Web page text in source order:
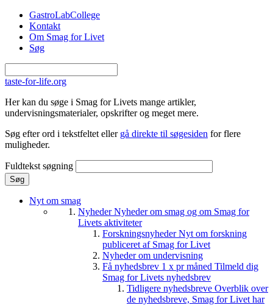
Gå til hovedindhold
GastroLabCollege
Kontakt
Om Smag for Livet
Søg
taste-for-life.org
Her kan du søge i Smag for Livets mange artikler,
undervisningsmaterialer, opskrifter og meget mere.
Søg efter ord i tekstfeltet eller gå direkte til søgesiden for flere
muligheder.
Fuldtekst søgning
Nyt om smag
NyhederNyheder om smag og om Smag for
Livets aktiviteter
ForskningsnyhederNyt om forskning
publiceret af Smag for Livet
Nyheder om undervisning
Få nyhedsbrev 1 x pr måned Tilmeld dig
Smag for Livets nyhedsbrev
Tidligere nyhedsbreve Overblik over
de nyhedsbreve, Smag for Livet har